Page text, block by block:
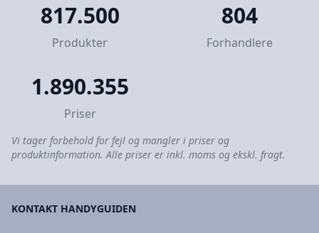
817.500
Produkter
804
Forhandlere
1.890.355
Priser
Vi tager forbehold for fejl og mangler i priser og
produktinformation. Alle priser er inkl. moms og ekskl. fragt.
KONTAKT HANDYGUIDEN